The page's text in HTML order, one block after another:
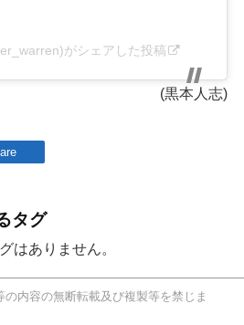
がシェアした投稿
(黒本人志)
タグ
はありません。
内容の無断転載及び複製等を禁じま